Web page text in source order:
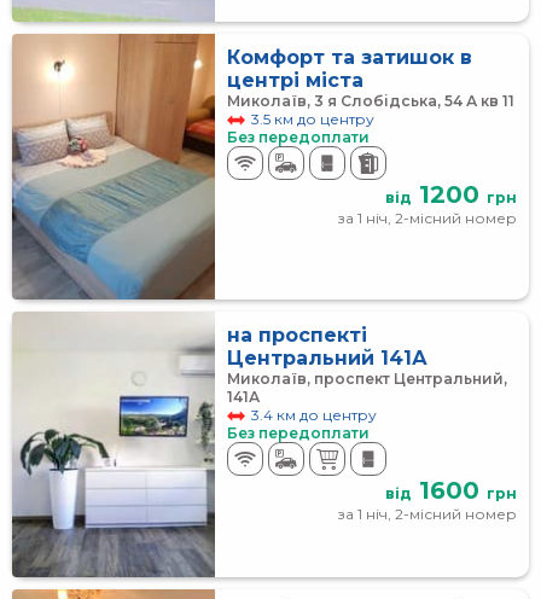
Комфорт та затишок в
центрі міста
Миколаїв, 3 я Слобідська, 54 А кв 11
3.5 км до центру
Без передоплати
від 1200 грн
за 1 ніч, 2-місний номер
на проспекті
Центральний 141А
Миколаїв, проспект Центральний,
141А
3.4 км до центру
Без передоплати
від 1600 грн
за 1 ніч, 2-місний номер